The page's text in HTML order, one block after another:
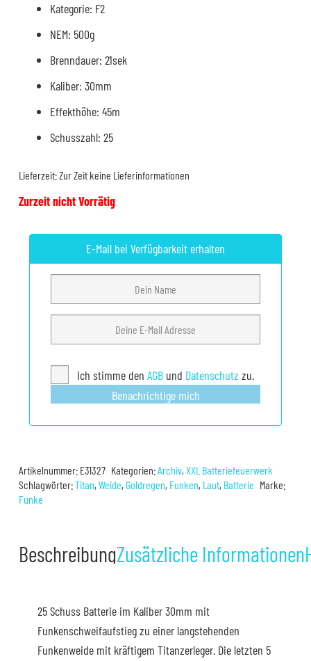
Kategorie: F2
NEM: 500g
Brenndauer: 21sek
Kaliber: 30mm
Effekthöhe: 45m
Schusszahl: 25
Lieferzeit:Zur Zeit keine Lieferinformationen
Zurzeit nicht Vorrätig
E-Mail bei Verfügbarkeit erhalten
Ich stimme denAGB und Datenschutz zu.
Benachrichtige mich
Artikelnummer: E31327 Kategorien:Archiv,XXL Batteriefeuerwerk
Schlagwörter:Titan, Weide, Goldregen, Funken, Laut, Batterie Marke:
Funke
BeschreibungZusätzliche Informationen
25 Schuss Batterie im Kaliber 30mm mit
Funkenschweifaufstieg zu einer langstehenden
Funkenweide mit kräftigem Titanzerleger. Die letzten 5